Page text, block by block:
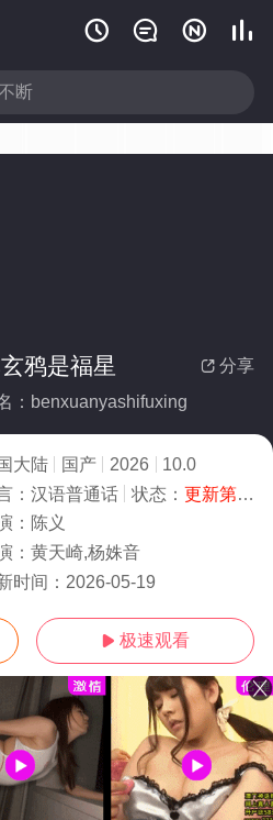
   
 分享
鸦是福星
：benxuanyashifuxing
大陆 国产 2026
10.0
： 汉语普通话 状态： 更新第27集
： 陈义
： 黄天崎,杨姝音
时间： 2026-05-19
 极速观看